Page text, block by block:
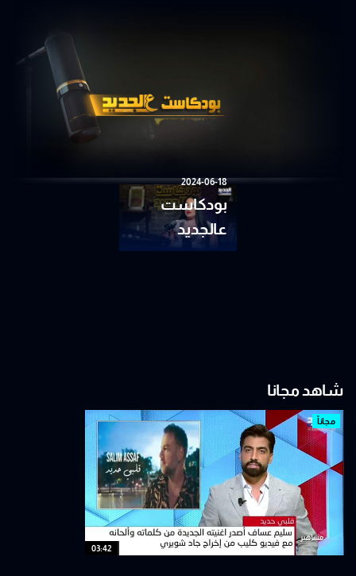
2024-06-18
بودكاست
عالجديد
شاهد مجانا
03:42
مجاناً